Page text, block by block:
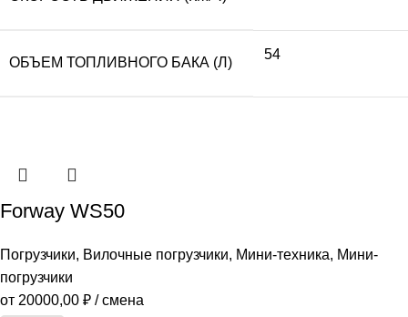
ОБЪЕМ ТОПЛИВНОГО БАКА (Л)
54
Forway WS50
Погрузчики, Вилочные погрузчики, Мини-техника, Мини-
погрузчики
от 20000,00 ₽ / смена